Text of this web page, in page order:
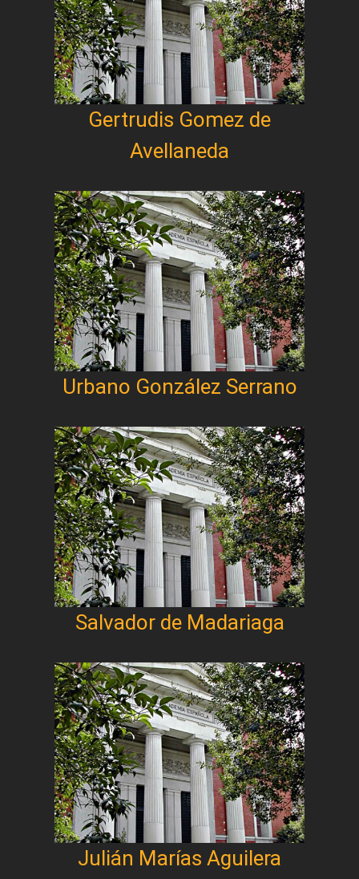
Gertrudis Gomez de
Avellaneda
Urbano González Serrano
Salvador de Madariaga
Julián Marías Aguilera